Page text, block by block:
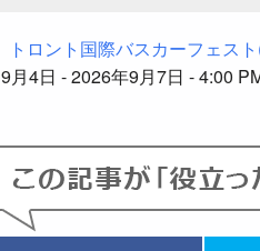
トロント国際バスカーフェス
9月4日 - 2026年9月7日 - 4:00